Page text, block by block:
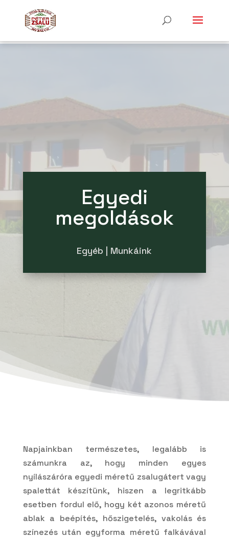
Egyedi
megoldások
Egyéb | Munkáink
Napjainkban természetes, legalább is
számunkra az, hogy minden egyes
nyílászáróra egyedi méretű zsalugátert vagy
spalettát készítünk, hiszen a legritkább
esetben fordul elő, hogy két azonos méretű
ablak a beépítés, hőszigetelés, vakolás és
színezés után egyforma méretű falkávával